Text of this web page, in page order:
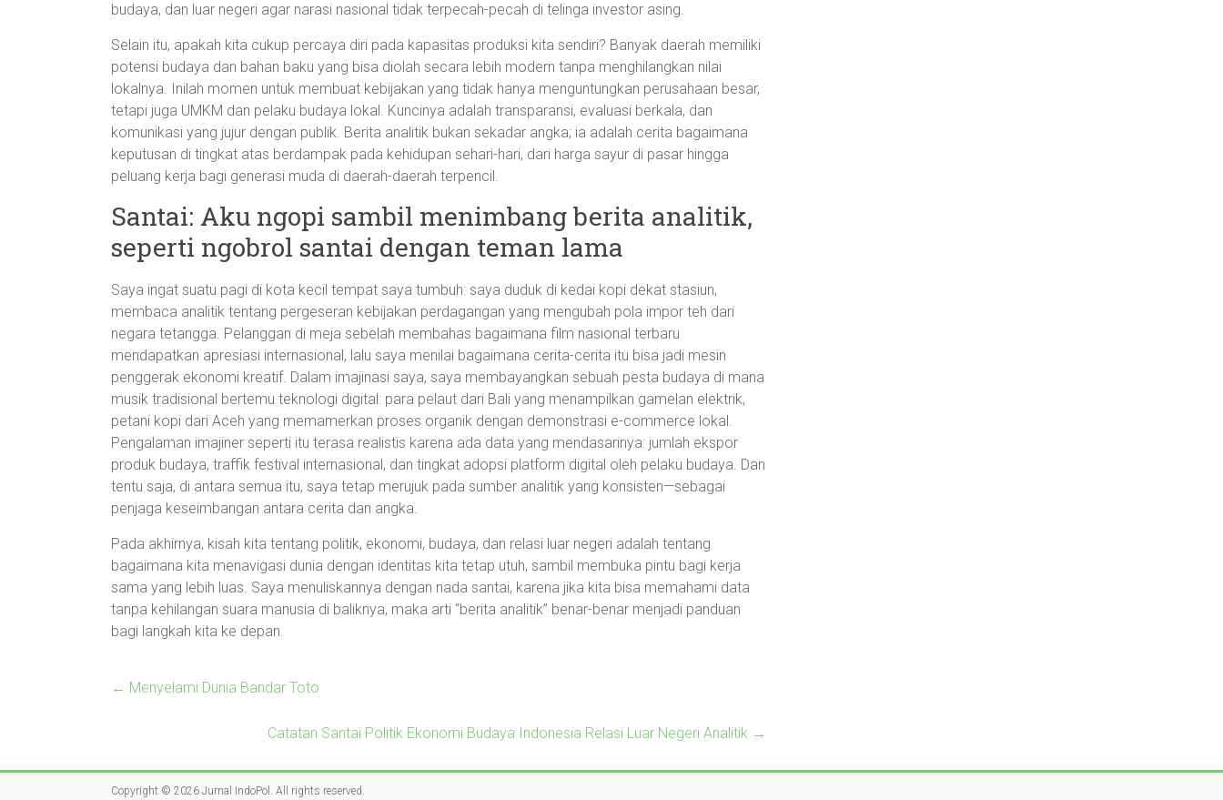
budaya, dan luar negeri agar narasi nasional tidak terpecah-pecah di telinga investor asing.
Selain itu, apakah kita cukup percaya diri pada kapasitas produksi kita sendiri? Banyak daerah memiliki
potensi budaya dan bahan baku yang bisa diolah secara lebih modern tanpa menghilangkan nilai
lokalnya. Inilah momen untuk membuat kebijakan yang tidak hanya menguntungkan perusahaan besar,
tetapi juga UMKM dan pelaku budaya lokal. Kuncinya adalah transparansi, evaluasi berkala, dan
komunikasi yang jujur dengan publik. Berita analitik bukan sekadar angka; ia adalah cerita bagaimana
keputusan di tingkat atas berdampak pada kehidupan sehari-hari, dari harga sayur di pasar hingga
peluang kerja bagi generasi muda di daerah-daerah terpencil.
Santai: Aku ngopi sambil menimbang berita analitik,
seperti ngobrol santai dengan teman lama
Saya ingat suatu pagi di kota kecil tempat saya tumbuh: saya duduk di kedai kopi dekat stasiun,
membaca analitik tentang pergeseran kebijakan perdagangan yang mengubah pola impor teh dari
negara tetangga. Pelanggan di meja sebelah membahas bagaimana film nasional terbaru
mendapatkan apresiasi internasional, lalu saya menilai bagaimana cerita-cerita itu bisa jadi mesin
penggerak ekonomi kreatif. Dalam imajinasi saya, saya membayangkan sebuah pesta budaya di mana
musik tradisional bertemu teknologi digital: para pelaut dari Bali yang menampilkan gamelan elektrik,
petani kopi dari Aceh yang memamerkan proses organik dengan demonstrasi e-commerce lokal.
Pengalaman imajiner seperti itu terasa realistis karena ada data yang mendasarinya: jumlah ekspor
produk budaya, traffik festival internasional, dan tingkat adopsi platform digital oleh pelaku budaya. Dan
tentu saja, di antara semua itu, saya tetap merujuk pada sumber analitik yang konsisten—sebagai
penjaga keseimbangan antara cerita dan angka.
Pada akhirnya, kisah kita tentang politik, ekonomi, budaya, dan relasi luar negeri adalah tentang
bagaimana kita menavigasi dunia dengan identitas kita tetap utuh, sambil membuka pintu bagi kerja
sama yang lebih luas. Saya menuliskannya dengan nada santai, karena jika kita bisa memahami data
tanpa kehilangan suara manusia di baliknya, maka arti “berita analitik” benar-benar menjadi panduan
bagi langkah kita ke depan.
← Menyelami Dunia Bandar Toto
Catatan Santai Politik Ekonomi Budaya Indonesia Relasi Luar Negeri Analitik →
Copyright © 2026 Jurnal IndoPol . All rights reserved.